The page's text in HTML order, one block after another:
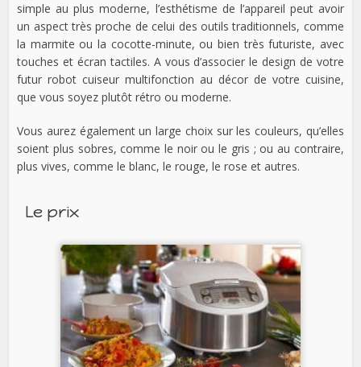
simple au plus moderne, l’esthétisme de l’appareil peut avoir
un aspect très proche de celui des outils traditionnels, comme
la marmite ou la cocotte-minute, ou bien très futuriste, avec
touches et écran tactiles. A vous d’associer le design de votre
futur robot cuiseur multifonction au décor de votre cuisine,
que vous soyez plutôt rétro ou moderne.
Vous aurez également un large choix sur les couleurs, qu’elles
soient plus sobres, comme le noir ou le gris ; ou au contraire,
plus vives, comme le blanc, le rouge, le rose et autres.
Le prix